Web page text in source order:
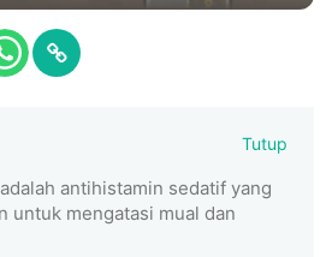
Tutup
antihistamin sedatif yang
untuk mengatasi mual dan